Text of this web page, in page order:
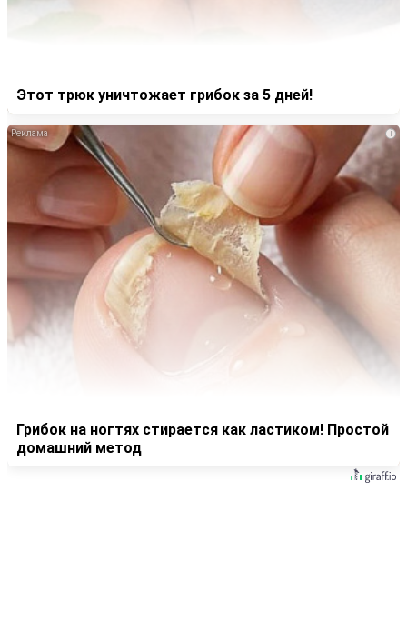
Этот трюк уничтожает грибок за 5 дней!
i
Грибок на ногтях стирается как ластиком! Простой
домашний метод